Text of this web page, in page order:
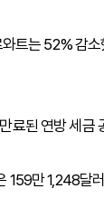
트는 52% 감
료된 연방 세
159만 1,248